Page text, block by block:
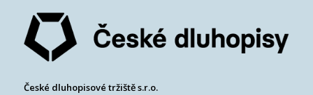
České dluhopisové tržiště s.r.o.